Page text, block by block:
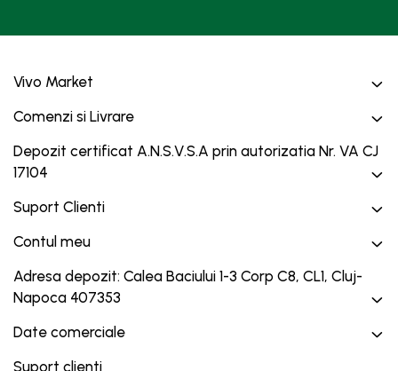
Vivo Market
Comenzi si Livrare
Depozit certificat A.N.S.V.S.A prin autorizatia Nr. VA CJ
17104
Suport Clienti
Contul meu
Adresa depozit: Calea Baciului 1-3 Corp C8, CL1, Cluj-
Napoca 407353
Date comerciale
Suport clienti